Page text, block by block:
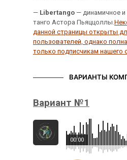
— Libertango — динамичное
танго Астора Пьяццоллы.
данной страницы открыты
пользователей, однако
только подписчикам нашего
ВАРИАНТЫ
Вариант №1
00:00